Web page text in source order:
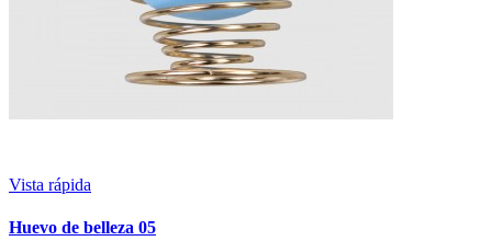
Vista rápida
Huevo de belleza 05